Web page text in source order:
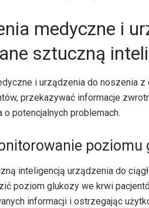
medyczne i
sztuczną
i urządzenia do noszenia
przekazywać informacje
o potencjalnych problemach.
poziomu
inteligencją urządzenia do
poziom glukozy we krwi
informacji i ostrzegając